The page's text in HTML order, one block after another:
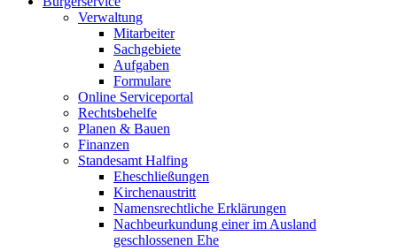
Verwaltung
Mitarbeiter
Sachgebiete
Aufgaben
Formulare
Online Serviceportal
Rechtsbehelfe
Planen & Bauen
Finanzen
Standesamt Halfing
Eheschließungen
Kirchenaustritt
Namensrechtliche Erklärungen
Nachbeurkundung einer im Ausland
geschlossenen Ehe